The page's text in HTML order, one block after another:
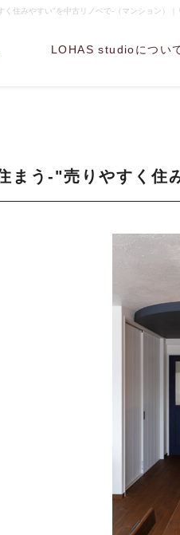
住みやすい"を中古リノベで-（マンション）
LOHAS studioについ
まう-"売りやすく住